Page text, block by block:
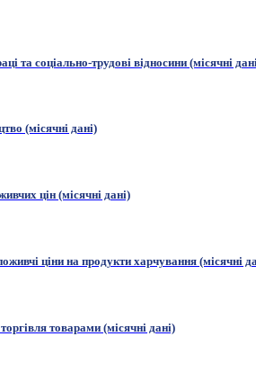
та соціально-трудові відносини (місячні
(місячні дані)
цін (місячні дані)
ціни на продукти харчування (місячні
товарами (місячні дані)